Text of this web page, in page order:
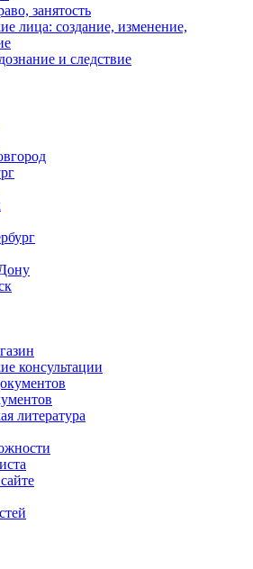
занятость
лица: создание, изменение,
и следствие
консультации
литература